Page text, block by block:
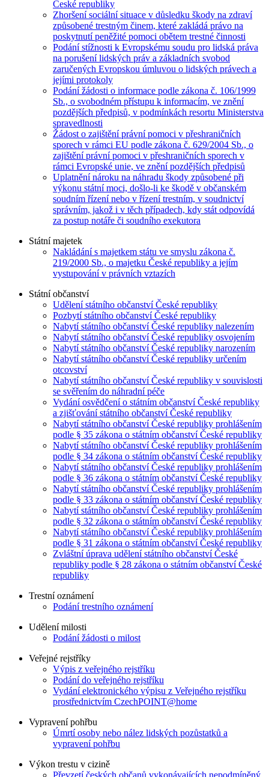
České republiky
Zhoršení sociální situace v důsledku škody na zdraví
způsobené trestným činem, které zakládá právo na
poskytnutí peněžité pomoci obětem trestné činnosti
Podání stížnosti k Evropskému soudu pro lidská práva
na porušení lidských práv a základních svobod
zaručených Evropskou úmluvou o lidských právech a
jejími protokoly
Podání žádosti o informace podle zákona č. 106/1999
Sb., o svobodném přístupu k informacím, ve znění
pozdějších předpisů, v podmínkách resortu Ministerstva
spravedlnosti
Žádost o zajištění právní pomoci v přeshraničních
sporech v rámci EU podle zákona č. 629/2004 Sb., o
zajištění právní pomoci v přeshraničních sporech v
rámci Evropské unie, ve znění pozdějších předpisů
Uplatnění nároku na náhradu škody způsobené při
výkonu státní moci, došlo-li ke škodě v občanském
soudním řízení nebo v řízení trestním, v soudnictví
správním, jakož i v těch případech, kdy stát odpovídá
za postup notáře či soudního exekutora
Státní majetek
Nakládání s majetkem státu ve smyslu zákona č.
219/2000 Sb., o majetku České republiky a jejím
vystupování v právních vztazích
Státní občanství
Udělení státního občanství České republiky
Pozbytí státního občanství České republiky
Nabytí státního občanství České republiky nalezením
Nabytí státního občanství České republiky osvojením
Nabytí státního občanství České republiky narozením
Nabytí státního občanství České republiky určením
otcovství
Nabytí státního občanství České republiky v souvislosti
se svěřením do náhradní péče
Vydání osvědčení o státním občanství České republiky
a zjišťování státního občanství České republiky
Nabytí státního občanství České republiky prohlášením
podle § 35 zákona o státním občanství České republiky
Nabytí státního občanství České republiky prohlášením
podle § 34 zákona o státním občanství České republiky
Nabytí státního občanství České republiky prohlášením
podle § 36 zákona o státním občanství České republiky
Nabytí státního občanství České republiky prohlášením
podle § 33 zákona o státním občanství České republiky
Nabytí státního občanství České republiky prohlášením
podle § 32 zákona o státním občanství České republiky
Nabytí státního občanství České republiky prohlášením
podle § 31 zákona o státním občanství České republiky
Zvláštní úprava udělení státního občanství České
republiky podle § 28 zákona o státním občanství České
republiky
Trestní oznámení
Podání trestního oznámení
Udělení milosti
Podání žádosti o milost
Veřejné rejstříky
Výpis z veřejného rejstříku
Podání do veřejného rejstříku
Vydání elektronického výpisu z Veřejného rejstříku
prostřednictvím CzechPOINT@home
Vypravení pohřbu
Úmrtí osoby nebo nález lidských pozůstatků a
vypravení pohřbu
Výkon trestu v cizině
Převzetí českých občanů vykonávajících nepodmíněný